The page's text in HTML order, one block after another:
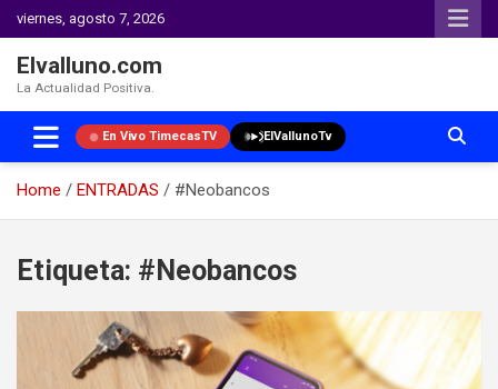
viernes, agosto 7, 2026
Elvalluno.com
La Actualidad Positiva.
En Vivo TimecasTV ElVallunoTv
Home ENTRADAS
#Neobancos
content
Etiqueta: #Neobancos